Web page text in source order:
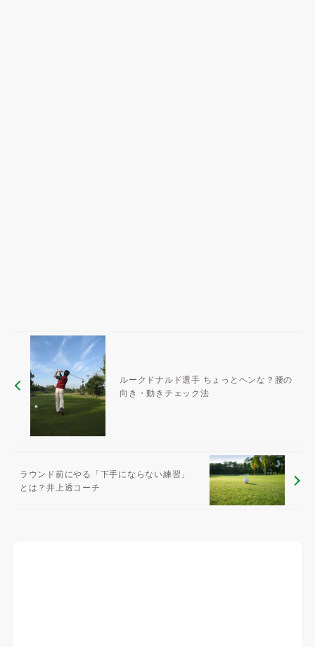
ルークドナルド選手 ちょっとヘンな？腰の
向き・動きチェック法
ラウンド前にやる「下手にならない練習」
とは？井上透コーチ